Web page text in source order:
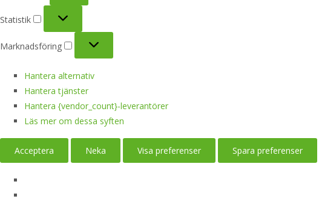
Statistik
Statistik
Marknadsföring
Marknadsföring
Hantera alternativ
Hantera tjänster
Hantera {vendor_count}-leverantörer
Läs mer om dessa syften
Acceptera Neka Visa preferenser Spara preferenser